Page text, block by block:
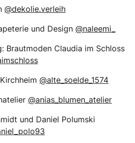
@dekolie.verleih
und Design @naleemi_
Brautmoden Claudia im Schloss
@alte_soelde_1574
@anias_blumen_atelier
und Daniel Polumski